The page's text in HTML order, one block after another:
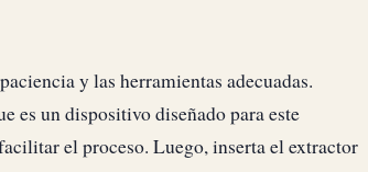
y las herramientas adecuadas.
es un dispositivo diseñado para este
el proceso. Luego, inserta el extractor